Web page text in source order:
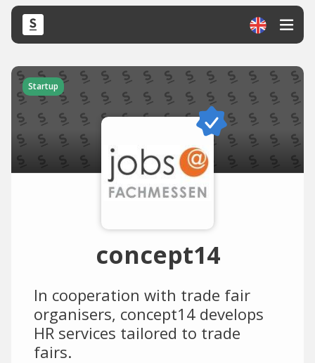
Startup
concept14
In cooperation with trade fair
organisers, concept14 develops
HR services tailored to trade
fairs.